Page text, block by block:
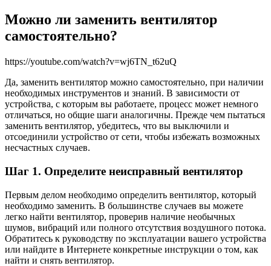
Можно ли заменить вентилятор
самостоятельно?
https://youtube.com/watch?v=wj6TN_t62uQ
Да, заменить вентилятор можно самостоятельно, при наличии
необходимых инструментов и знаний. В зависимости от
устройства, с которым вы работаете, процесс может немного
отличаться, но общие шаги аналогичны. Прежде чем пытаться
заменить вентилятор, убедитесь, что вы выключили и
отсоединили устройство от сети, чтобы избежать возможных
несчастных случаев.
Шаг 1. Определите неисправный вентилятор
Первым делом необходимо определить вентилятор, который
необходимо заменить. В большинстве случаев вы можете
легко найти вентилятор, проверив наличие необычных
шумов, вибраций или полного отсутствия воздушного потока.
Обратитесь к руководству по эксплуатации вашего устройства
или найдите в Интернете конкретные инструкции о том, как
найти и снять вентилятор.